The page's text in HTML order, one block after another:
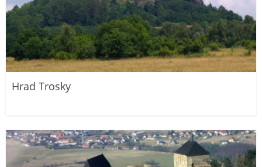
Hrad Trosky